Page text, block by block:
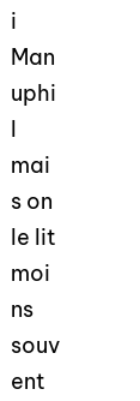
i
Man
uphi
l
mai
s on
le lit
moi
ns
souv
ent